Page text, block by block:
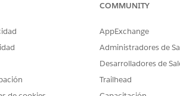
COMMUNITY
AppExchange
Administradores de
Desarrolladores de
Trailhead